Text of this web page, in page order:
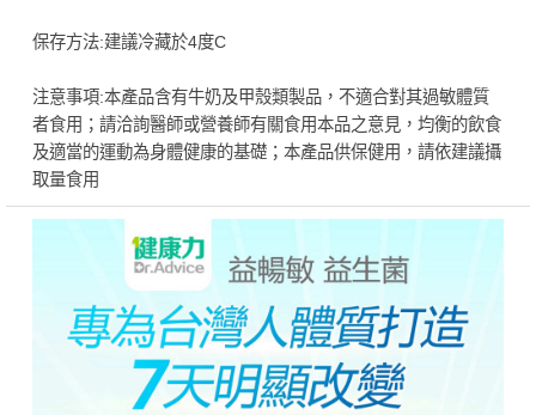
保存方法:建議冷藏於4度C
注意事項:本產品含有牛奶及甲殼類製品，不適合對其過敏體質
者食用；請洽詢醫師或營養師有關食用本品之意見，均衡的飲食
及適當的運動為身體健康的基礎；本產品供保健用，請依建議攝
取量食用